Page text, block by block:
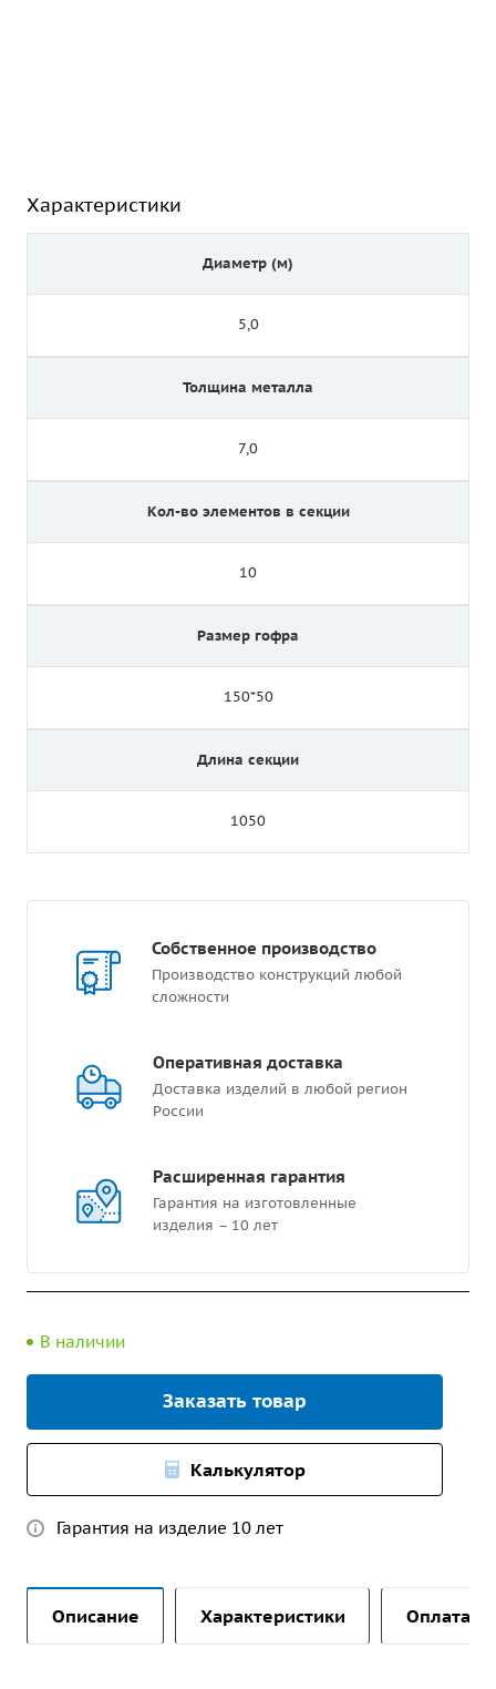
Характеристики
Диаметр (м)
5,0
Толщина металла
7,0
Кол-во элементов в секции
10
Размер гофра
150*50
Длина секции
1050
Собственное производство
Производство конструкций любой
сложности
Оперативная доставка
Доставка изделий в любой регион
России
Расширенная гарантия
Гарантия на изготовленные
изделия – 10 лет
В наличии
Заказать товар
Калькулятор
Гарантия на изделие 10 лет
Описание Характеристики Оплата и